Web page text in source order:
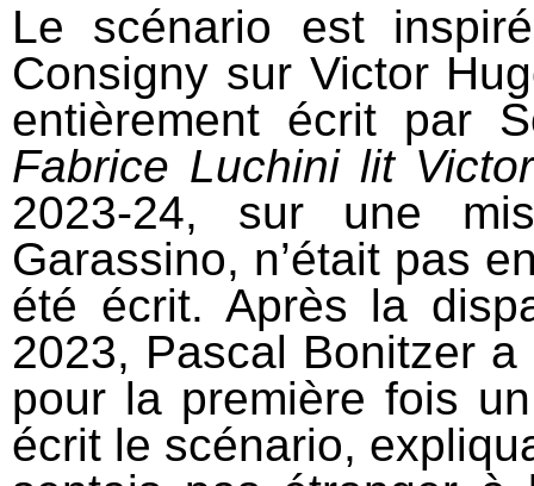
Le scénario est
Consigny sur Victor
entièrement écrit par
Fabrice Luchini lit Victor
2023-24, sur une
Garassino, n’était pas
été écrit. Après la
2023, Pascal Bonitzer
pour la première fois
écrit le scénario,